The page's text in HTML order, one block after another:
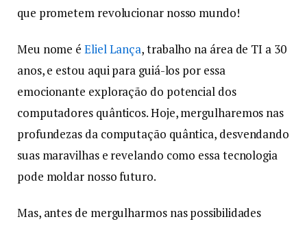
que prometem revolucionar nosso mundo!
Meu nome éEliel Lança, trabalho na área de TI a 30
anos, e estou aqui para guiá-los por essa
emocionante exploração do potencial dos
computadores quânticos. Hoje, mergulharemos nas
profundezas da computação quântica, desvendando
suas maravilhas e revelando como essa tecnologia
pode moldar nosso futuro.
Mas, antes de mergulharmos nas possibilidades